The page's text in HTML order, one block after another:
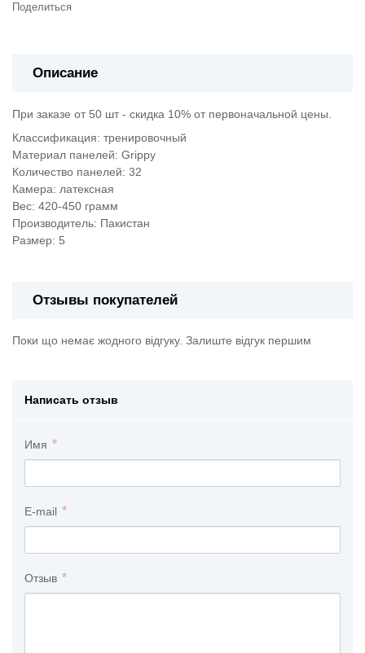
Поделиться
Описание
При заказе от 50 шт - скидка 10% от первоначальной цены.
Классификация: тренировочный
Материал панелей: Grippy
Количество панелей: 32
Камера: латексная
Вес: 420-450 грамм
Производитель: Пакистан
Размер: 5
Отзывы покупателей
Поки що немає жодного відгуку. Залиште відгук першим
Написать отзыв
Имя
E-mail
Отзыв